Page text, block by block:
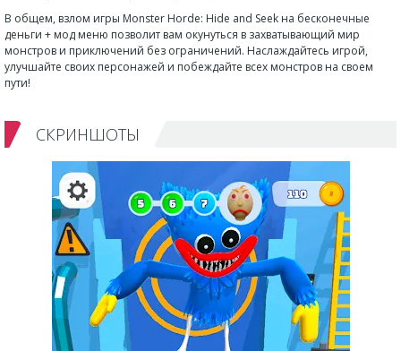
В общем, взлом игры Monster Horde: Hide and Seek на бесконечные
деньги + мод меню позволит вам окунуться в захватывающий мир
монстров и приключений без ограничений. Наслаждайтесь игрой,
улучшайте своих персонажей и побеждайте всех монстров на своем
пути!
СКРИНШОТЫ